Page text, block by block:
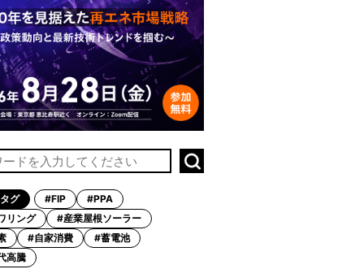
グ #FIP
#PPA
リング
#産業屋根ソーラー
#自家消費
#蓄電池
高騰